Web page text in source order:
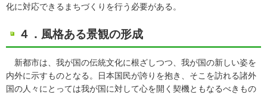
化に対応できるまちづくりを行う必要がある。
４．風格ある景観の形成
新都市は、我が国の伝統文化に根ざしつつ、我が国の新しい姿を
内外に示すものとなる。日本国民が誇りを抱き、そこを訪れる諸外
国の人々にとっては我が国に対して心を開く契機ともなるべきもの